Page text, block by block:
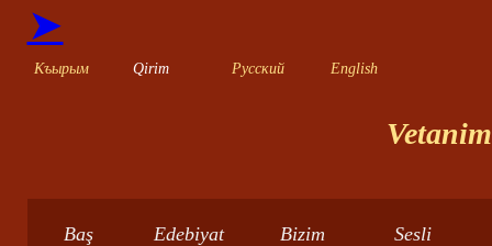
➤
Къырым Qirim Русский English
Baş
Edebiyat
Bizim
Sesli